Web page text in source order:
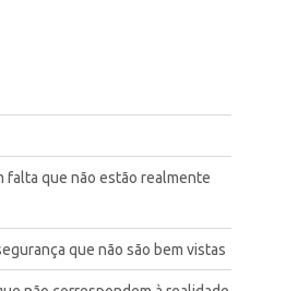
falta que não estão realmente
que não são bem vistas